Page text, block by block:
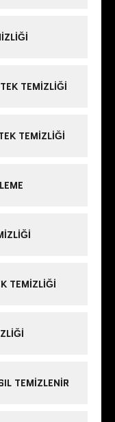
TEMIZLIĞI
TEMIZLIĞI
TEMIZLIĞI
TEMIZLENIR